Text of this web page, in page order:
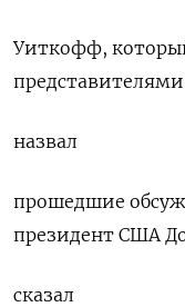
Уиткофф,
назвал
прошедшие
президент ⁠США
сказал